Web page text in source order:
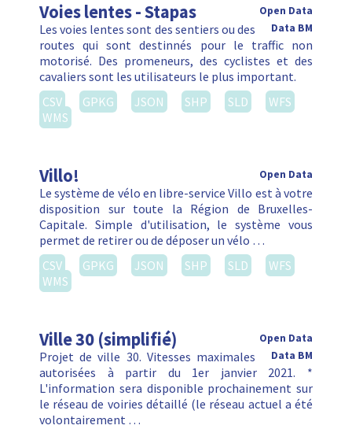
Voies lentes - Stapas
Open Data
Data BM
Les voies lentes sont des sentiers ou des
routes qui sont destinnés pour le traffic non
motorisé. Des promeneurs, des cyclistes et des
cavaliers sont les utilisateurs le plus important.
CSV
GPKG JSON SHP SLD
WFS
WMS
Villo! Open Data
Le système de vélo en libre-service Villo est à votre
disposition sur toute la Région de Bruxelles-
Capitale. Simple d'utilisation, le système vous
permet de retirer ou de déposer un vélo …
CSV
GPKG JSON SHP SLD
WFS
WMS
Ville 30 (simplifié)
Open Data
Data BM
Projet de ville 30. Vitesses maximales
autorisées à partir du 1er janvier 2021. *
L'information sera disponible prochainement sur
le réseau de voiries détaillé (le réseau actuel a été
volontairement …